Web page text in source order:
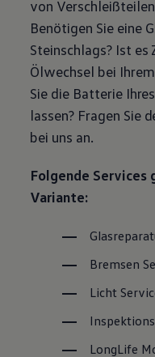
Magazin
Lifestyle
Transport
Familie
Pannen- und
Volkswagen
von
Benötigen Sie eine
Steinschlags? Ist
Ölwechsel bei Ihrem
Sie die Batterie
lassen? Fragen Sie
bei uns an.
Folgende Services
Variante:
Bremsen
Licht
Inspektions
LongLife